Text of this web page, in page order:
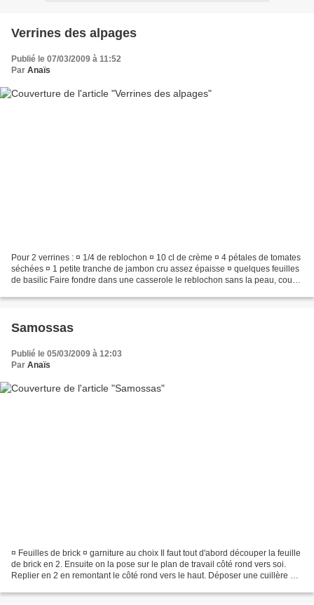
Verrines des alpages
Publié le 07/03/2009 à 11:52
Par Anaïs
Pour 2 verrines : ¤ 1/4 de reblochon ¤ 10 cl de crème ¤ 4 pétales de tomates
séchées ¤ 1 petite tranche de jambon cru assez épaisse ¤ quelques feuilles
de basilic Faire fondre dans une casserole le reblochon sans la peau, coupé
Samossas
Publié le 05/03/2009 à 12:03
Par Anaïs
¤ Feuilles de brick ¤ garniture au choix Il faut tout d'abord découper la feuille
de brick en 2. Ensuite on la pose sur le plan de travail côté rond vers soi.
Replier en 2 en remontant le côté rond vers le haut. Déposer une cuillère à